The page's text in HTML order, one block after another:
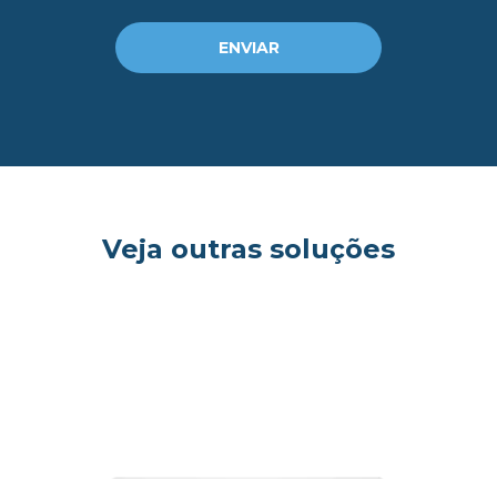
ENVIAR
Veja outras soluções